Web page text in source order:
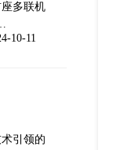
多联机
10-11
引领的